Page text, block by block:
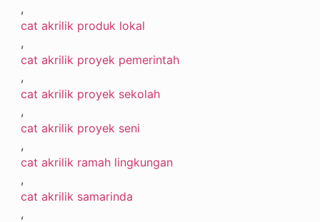
,
cat akrilik produk lokal
,
cat akrilik proyek pemerintah
,
cat akrilik proyek sekolah
,
cat akrilik proyek seni
,
cat akrilik ramah lingkungan
,
cat akrilik samarinda
,